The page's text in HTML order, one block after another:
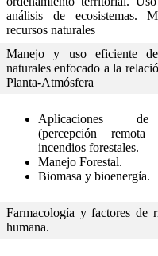
análisis de ecosistemas.
recursos naturales
Manejo y uso eficiente
naturales enfocado a la
Planta-Atmósfera
Aplicaciones de
(percepción
incendios forestales.
Manejo Forestal.
Biomasa y bioenergía.
Farmacología y factores de
humana.